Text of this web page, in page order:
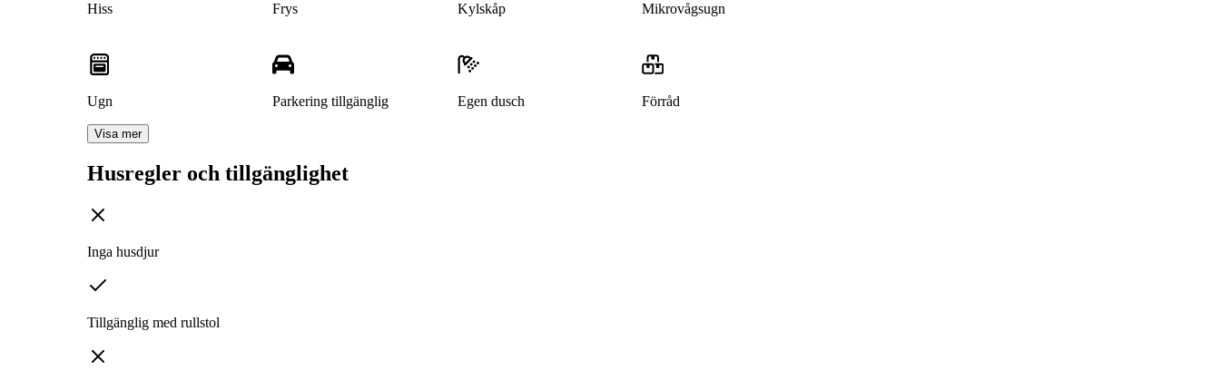
Hiss Frys Kylskåp Mikrovågsugn
Ugn Parkering tillgänglig Egen dusch Förråd
Visa mer
Husregler och tillgänglighet
Inga husdjur
Tillgänglig med rullstol